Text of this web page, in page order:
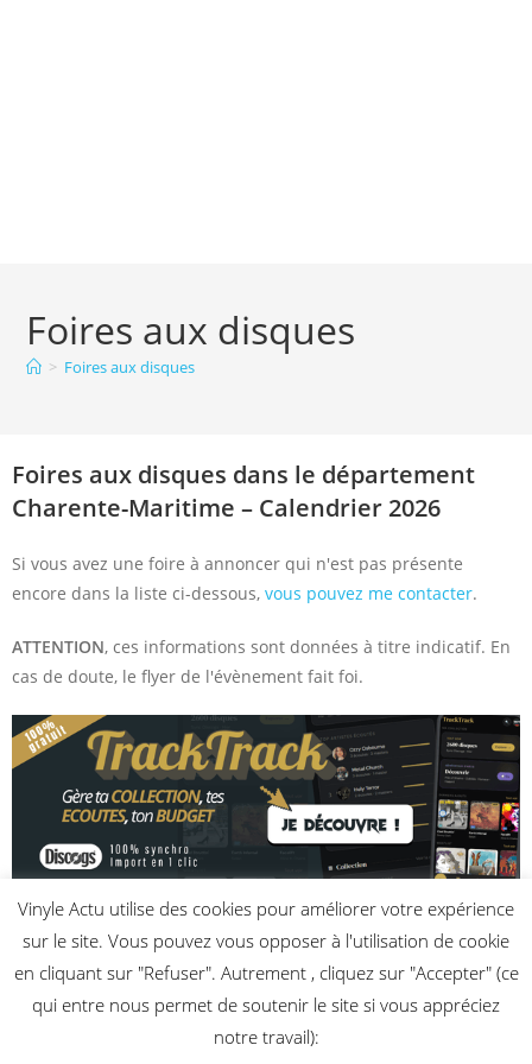
Foires aux disques
> Foires aux disques
Foires aux disques dans le département
Charente-Maritime – Calendrier 2026
Si vous avez une foire à annoncer qui n'est pas présente
encore dans la liste ci-dessous, vous pouvez me contacter.
ATTENTION, ces informations sont données à titre indicatif. En
cas de doute, le flyer de l'évènement fait foi.
Aucune foire aux disques à venir n’a encore été enregistrée.
Vinyle Actu utilise des cookies pour améliorer votre expérience
sur le site. Vous pouvez vous opposer à l'utilisation de cookie
en cliquant sur "Refuser". Autrement , cliquez sur "Accepter" (ce
qui entre nous permet de soutenir le site si vous appréciez
notre travail):